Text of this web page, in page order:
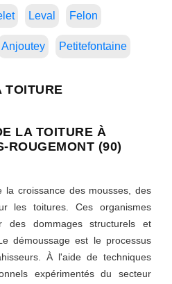
Leval Felon
Anjoutey Petitefontaine
TOITURE
LA TOITURE À
ROUGEMONT (90)
la croissance des mousses, des
les toitures. Ces organismes
des dommages structurels et
démoussage est le processus
À l'aide de techniques
expérimentés du secteur